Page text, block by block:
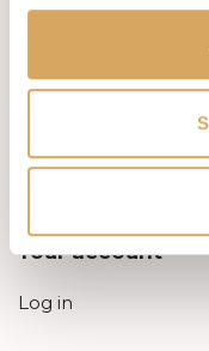
Privacy Policy
Your account
Log in